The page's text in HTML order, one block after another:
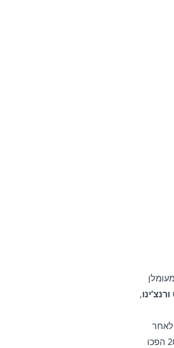
,
מכן החלו להשתמש במצנחים כאמצעי הצלה בטיסות בכדורים פורחים. בראשית המאה ה-20 הפכו